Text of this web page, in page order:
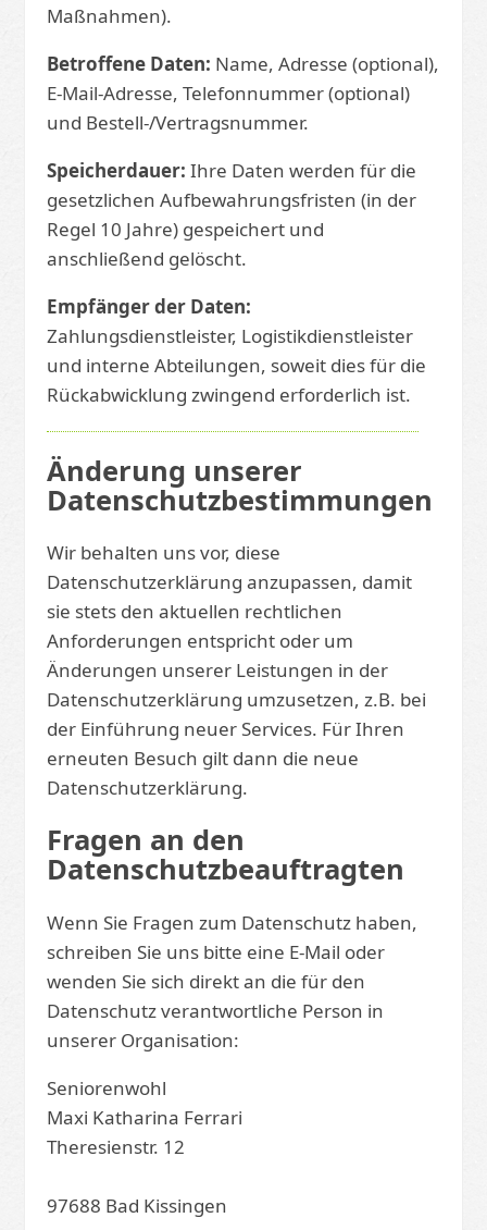
Maßnahmen).
Betroffene Daten: Name, Adresse (optional),
E-Mail-Adresse, Telefonnummer (optional)
und Bestell-/Vertragsnummer.
Speicherdauer: Ihre Daten werden für die
gesetzlichen Aufbewahrungsfristen (in der
Regel 10 Jahre) gespeichert und
anschließend gelöscht.
Empfänger der Daten:
Zahlungsdienstleister, Logistikdienstleister
und interne Abteilungen, soweit dies für die
Rückabwicklung zwingend erforderlich ist.
Änderung unserer
Datenschutzbestimmungen
Wir behalten uns vor, diese
Datenschutzerklärung anzupassen, damit
sie stets den aktuellen rechtlichen
Anforderungen entspricht oder um
Änderungen unserer Leistungen in der
Datenschutzerklärung umzusetzen, z.B. bei
der Einführung neuer Services. Für Ihren
erneuten Besuch gilt dann die neue
Datenschutzerklärung.
Fragen an den
Datenschutzbeauftragten
Wenn Sie Fragen zum Datenschutz haben,
schreiben Sie uns bitte eine E-Mail oder
wenden Sie sich direkt an die für den
Datenschutz verantwortliche Person in
unserer Organisation:
Seniorenwohl
Maxi Katharina Ferrari
Theresienstr. 12
97688 Bad Kissingen